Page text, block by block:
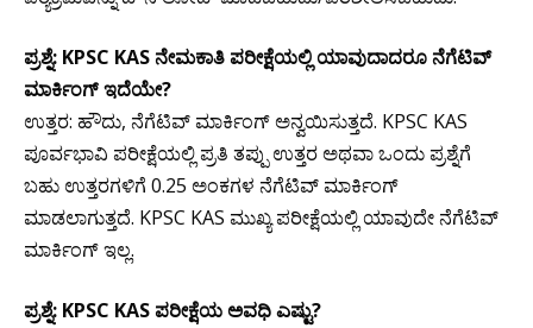
ಪ್ರಶ್ನೆ: KPSC KAS ನೇಮಕಾತಿ ಪರೀಕ್ಷೆಯಲ್ಲಿ ಯಾವುದಾದರೂ ನೆಗೆಟಿವ್
ಮಾರ್ಕಿಂಗ್ ಇದೆಯೇ?
ಉತ್ತರ: ಹೌದು, ನೆಗೆಟಿವ್ ಮಾರ್ಕಿಂಗ್ ಅನ್ವಯಿಸುತ್ತದೆ. KPSC KAS
ಪೂರ್ವಭಾವಿ ಪರೀಕ್ಷೆಯಲ್ಲಿ ಪ್ರತಿ ತಪ್ಪು ಉತ್ತರ ಅಥವಾ ಒಂದು ಪ್ರಶ್ನೆಗೆ
ಬಹು ಉತ್ತರಗಳಿಗೆ 0.25 ಅಂಕಗಳ ನೆಗೆಟಿವ್ ಮಾರ್ಕಿಂಗ್
ಮಾಡಲಾಗುತ್ತದೆ. KPSC KAS ಮುಖ್ಯ ಪರೀಕ್ಷೆಯಲ್ಲಿ ಯಾವುದೇ ನೆಗೆಟಿವ್
ಮಾರ್ಕಿಂಗ್ ಇಲ್ಲ.
ಪ್ರಶ್ನೆ: KPSC KAS ಪರೀಕ್ಷೆಯ ಅವಧಿ ಎಷ್ಟು?